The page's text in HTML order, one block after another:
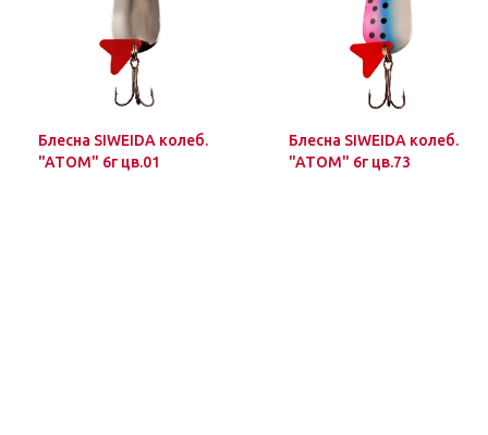
Блесна SIWEIDA колеб.
"ATOM" 6г цв.01
Блесна SIWEIDA колеб.
"ATOM" 6г цв.73